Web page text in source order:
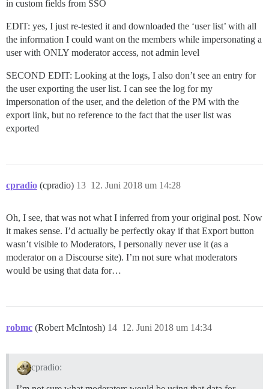
in custom fields from SSO
EDIT: yes, I just re-tested it and downloaded the ‘user list’ with all
the information I could want on the members while impersonating a
user with ONLY moderator access, not admin level
SECOND EDIT: Looking at the logs, I also don’t see an entry for
the user exporting the user list. I can see the log for my
impersonation of the user, and the deletion of the PM with the
export link, but no reference to the fact that the user list was
exported
cpradio (cpradio) 12. Juni 2018 um 14:28
13
Oh, I see, that was not what I inferred from your original post. Now
it makes sense. I’d actually be perfectly okay if that Export button
wasn’t visible to Moderators, I personally never use it (as a
moderator on a Discourse site). I’m not sure what moderators
would be using that data for…
robmc (Robert McIntosh) 12. Juni 2018 um 14:34
14
cpradio: